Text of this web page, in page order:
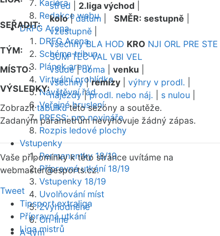
Kariéra
Redakce webu
DRFG Arena
DRFG Arena
Schéma tribun
Plánek areny
Virtuální prohlídka
Návštěvní řád
Veřejné bruslení
PRESS: pro novináře
Rozpis ledové plochy
Vstupenky
Permanentky 18/19
Přípravná utkání 18/19
Vstupenky 18/19
Uvolňování míst
Zvýhodněné
On-line
A-tým
střed
2.liga východ
SEŘADIT:
kolo|datum SMĚR: sestupně
vzestupně
TÝM:
všechny BLA HOD KRO NJI ORL PRE STE
SUM TEC VAL VBI VEL
MÍSTO:
všude|doma venku
VÝSLEDKY:
všechny|remízy výhry v prodl.
nájezdy|prodl. nebo náj. s nulou
Zobrazittabulkutéto sezóny a soutěže.
Zadaným parametrům nevyhovuje žádný zápas.
Vaše připomínky k této stránce uvítáme na
webmaster@esports.cz.
Tweet
Tipsport extraliga
Přípravná utkání
Liga mistrů